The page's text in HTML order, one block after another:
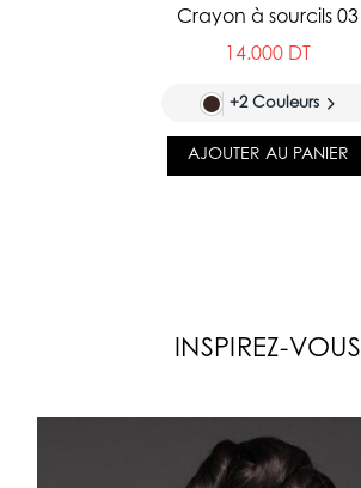
Crayon à sourcils 03
14.000 DT
+2 Couleurs
AJOUTER AU PANIER
INSPIREZ-VOUS